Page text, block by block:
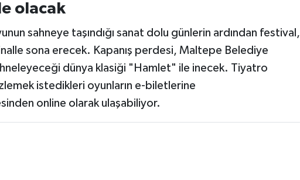
olacak
sahneye taşındığı sanat dolu günlerin ardından festival,
sona erecek. Kapanış perdesi, Maltepe Belediye
dünya klasiği "Hamlet" ile inecek. Tiyatro
istedikleri oyunların e-biletlerine
online olarak ulaşabiliyor.